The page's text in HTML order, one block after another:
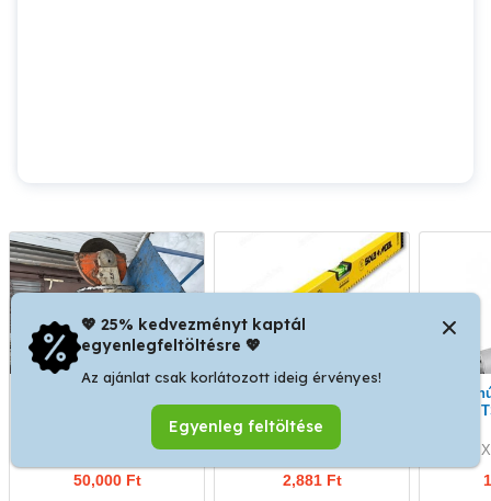
50,000 Ft
H-lécek, trapézléc
többféle hosszúságban!
XXIII. kerület
2,881 Ft
Dorma
💖 25% kedvezményt kaptál
egyenlegfeltöltésre 💖
Az ajánlat csak korlátozott ideig érvényes!
Egyenleg feltöltése